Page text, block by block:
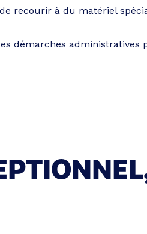
recourir à du matériel
démarches administratives